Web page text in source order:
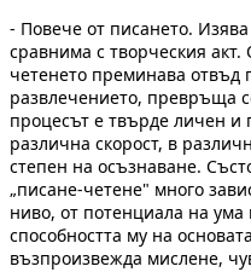
- Повече от писането.
сравнима с творческия
четенето преминава отвъд
развлечението, превръща
процесът е твърде личен и
различна скорост, в
степен на осъзнаване.
„писане-четене" много
ниво, от потенциала на ума
способността му на
възпроизвежда мислене,